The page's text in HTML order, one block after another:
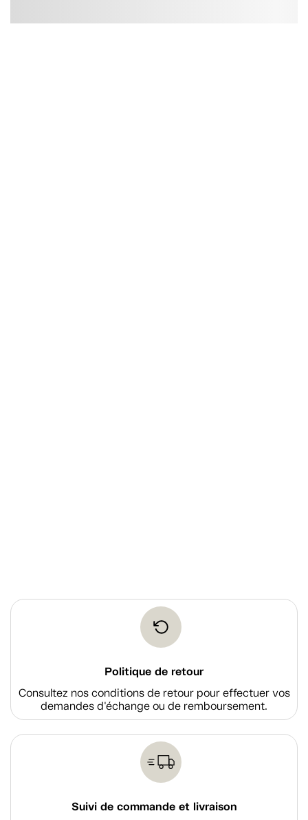
Politique de retour
Consultez nos conditions de retour pour effectuer vos
demandes d'échange ou de remboursement.
Suivi de commande et livraison